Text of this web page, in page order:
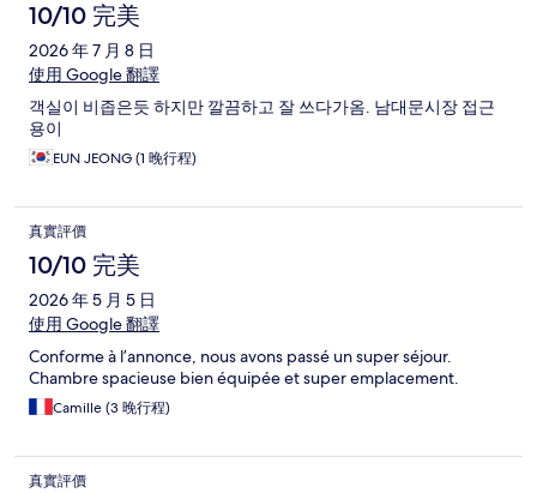
10/10 完美
2026 年 7 月 8 日
使用 Google 翻譯
객실이 비좁은듯 하지만 깔끔하고 잘 쓰다가옴. 남대문시장 접근
용이
EUN JEONG (1 晚行程)
真實評價
10/10 完美
2026 年 5 月 5 日
使用 Google 翻譯
Conforme à l’annonce, nous avons passé un super séjour.
Chambre spacieuse bien équipée et super emplacement.
Camille (3 晚行程)
真實評價